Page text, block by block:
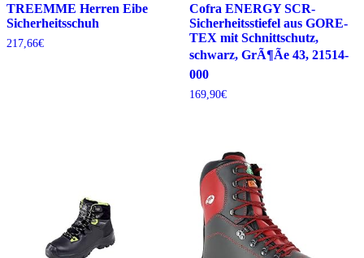
TREEMME Herren Eibe
Sicherheitsschuh
217,66€
Cofra ENERGY SCR-
Sicherheitsstiefel aus GORE-
TEX mit Schnittschutz,
schwarz, GrÃ¶Ãe 43, 21514-
000
169,90€